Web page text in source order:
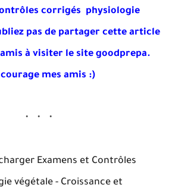
corrigés physiologie
pas de partager cette article
à visiter le site goodprepa.
mes amis :)
Examens et Contrôles
végétale - Croissance et